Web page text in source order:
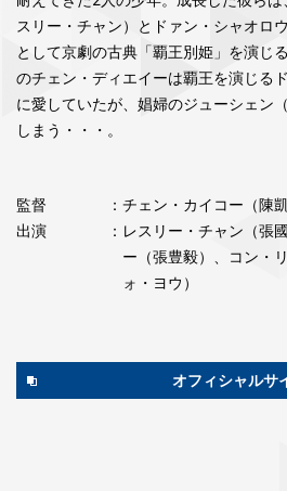
スリー・チャン）とドァン・シャオロ
として京劇の古典「覇王別姫」を演じ
のチェン・ディエイーは覇王を演じる
に愛していたが、娼婦のジューシェン
しまう・・・。
監督
：チェン・カイコー（陳凱
出演
：レスリー・チャン（張
ー（張豊毅）、コン・
ォ・ヨウ）
オフィシャルサ